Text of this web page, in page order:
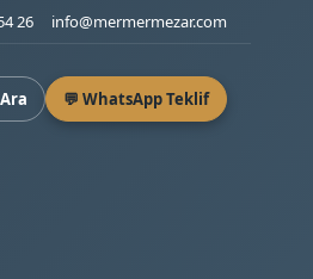
26 info@mermermezar.com
💬 WhatsApp Teklif